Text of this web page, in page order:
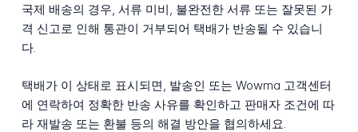
국제 배송의 경우, 서류 미비, 불완전한 서류 또는 잘못된 가
격 신고로 인해 통관이 거부되어 택배가 반송될 수 있습니
다.
택배가 이 상태로 표시되면, 발송인 또는 Wowma 고객센터
에 연락하여 정확한 반송 사유를 확인하고 판매자 조건에 따
라 재발송 또는 환불 등의 해결 방안을 협의하세요.